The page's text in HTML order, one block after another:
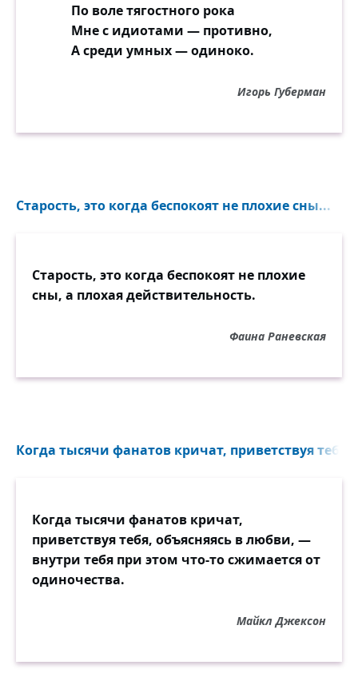
По воле тягостного рока
Мне с идиотами — противно,
А среди умных — одиноко.
Игорь Губерман
Старость, это когда беспокоят не плохие сны...
Старость, это когда беспокоят не плохие
сны, а плохая действительность.
Фаина Раневская
Когда тысячи фанатов кричат, приветствуя тебя...
Когда тысячи фанатов кричат,
приветствуя тебя, объясняясь в любви, —
внутри тебя при этом что-то сжимается от
одиночества.
Майкл Джексон